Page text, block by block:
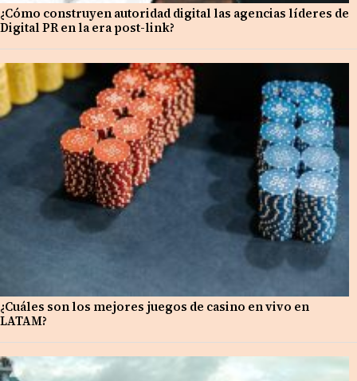
¿Cómo construyen autoridad digital las agencias líderes de
Digital PR en la era post-link?
¿Cuáles son los mejores juegos de casino en vivo en
LATAM?